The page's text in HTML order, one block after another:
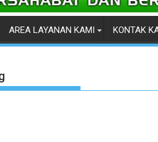
AREA LAYANAN KAMI KONTAK